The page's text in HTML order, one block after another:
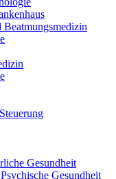
Gesundheit
Gesundheit